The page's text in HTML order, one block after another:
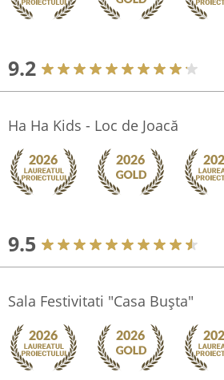
9.2
Ha Ha Kids - Loc de Joacă
9.5
Sala Festivitati "Casa Buşta"